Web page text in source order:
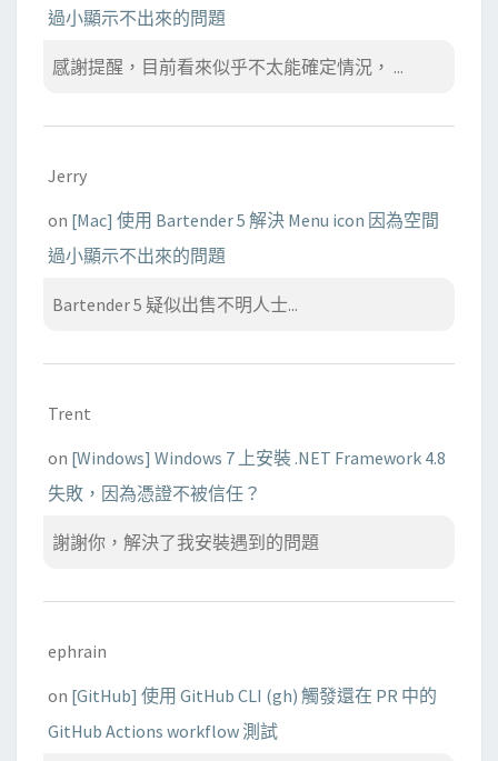
過小顯示不出來的問題
感謝提醒，目前看來似乎不太能確定情況， ...
Jerry
on [Mac] 使用 Bartender 5 解決 Menu icon 因為空間
過小顯示不出來的問題
Bartender 5 疑似出售不明人士...
Trent
on [Windows] Windows 7 上安裝 .NET Framework 4.8
失敗，因為憑證不被信任？
謝謝你，解決了我安裝遇到的問題
ephrain
on [GitHub] 使用 GitHub CLI (gh) 觸發還在 PR 中的
GitHub Actions workflow 測試